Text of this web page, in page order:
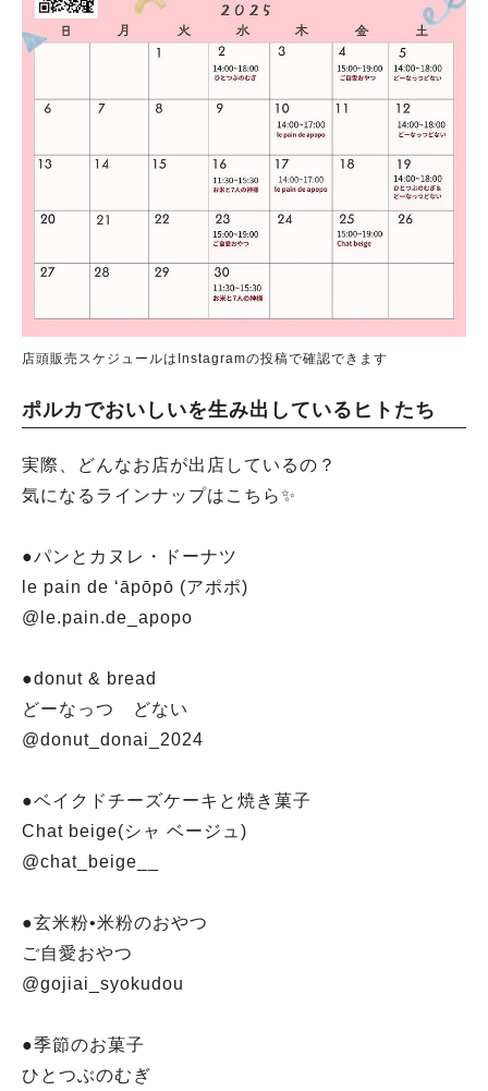
店頭販売スケジュールはInstagramの投稿で確認できます
ポルカでおいしいを生み出しているヒトたち
実際、どんなお店が出店しているの？
気になるラインナップはこちら✨
●パンとカヌレ・ドーナツ
le pain de ʻāpōpō (アポポ)
@le.pain.de_apopo
●donut & bread
どーなっつ どない
@donut_donai_2024
●ベイクドチーズケーキと焼き菓子
Chat beige(シャ ベージュ)
@chat_beige__
●玄米粉•米粉のおやつ
ご自愛おやつ
@gojiai_syokudou
●季節のお菓子
ひとつぶのむぎ